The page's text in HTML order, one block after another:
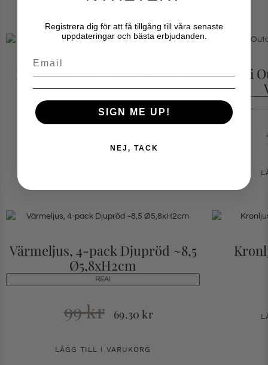
Ljus Rustic Sand Ø2,2xH18cm
15kr
LÄGG TILL I VARUKORG
Uyuni
Värmeljus, 4-pack Djupröd ~8,5
Ø5,8xH2cm
REA!
99kr 69.30kr
LÄGG TILL I VARUKORG
Registrera dig för att få tillgång till våra senaste
uppdateringar och bästa erbjudanden.
Email
SIGN ME UP!
NEJ, TACK